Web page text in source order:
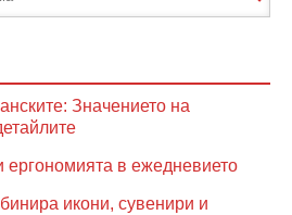
Значението на
ергономията в ежедневието
икони, сувенири и